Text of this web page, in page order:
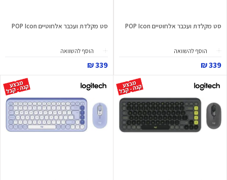
סט מקלדת ועכבר אלחוטיים POP Icon
הוסף להשוואה
339 ₪
סט מקלדת ועכבר אלחוטיים POP Icon
הוסף להשוואה
339 ₪